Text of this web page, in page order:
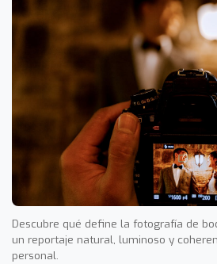
Descubre qué define la fotografía de
un reportaje natural, luminoso y
personal.